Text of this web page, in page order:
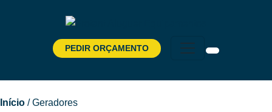
PEDIR ORÇAMENTO Pesquisar
Início / Geradores